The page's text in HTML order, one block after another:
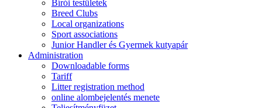
Bírói testületek
Breed Clubs
Local organizations
Sport associations
Junior Handler és Gyermek kutyapár
Administration
Downloadable forms
Tariff
Litter registration method
online alombejelentés menete